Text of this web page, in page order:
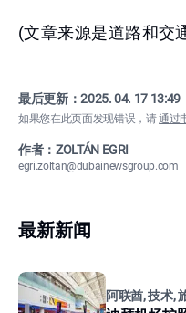
(文章来源是道路和交
最后更新：2025. 04. 17 13:49
如果您在此页面发现错误，请通过
作者：ZOLTÁN EGRI
egri.zoltan@dubainewsgroup.com
最新新闻
阿联酋, 技术,